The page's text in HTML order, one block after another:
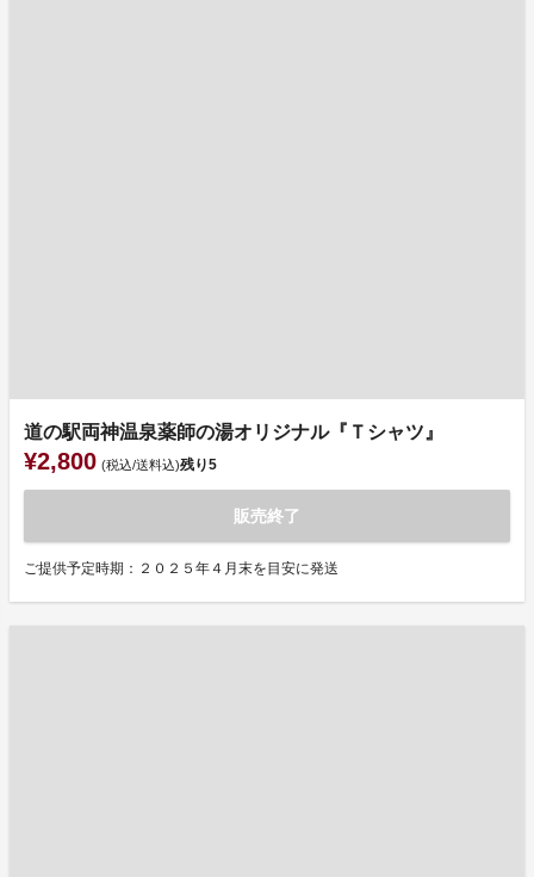
道の駅両神温泉薬師の湯オリジナル『Ｔシャツ』
¥2,800 (税込/送料込)残り5
販売終了
ご提供予定時期：２０２５年４月末を目安に発送